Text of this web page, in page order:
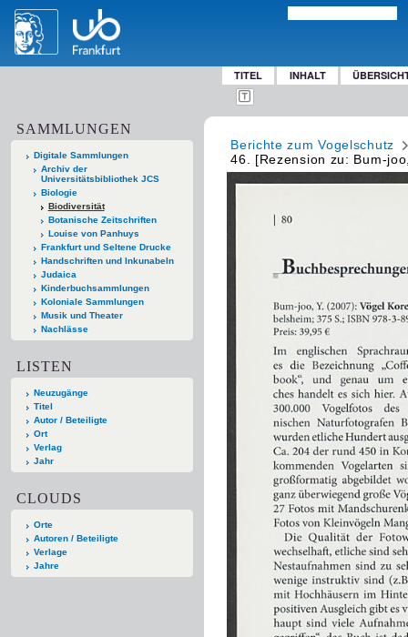
TITEL INHALT
SAMMLUNGEN
Digitale Sammlungen
Archiv der
Universitätsbibliothek JCS
Biologie
Biodiversität
Botanische Zeitschriften
Louise von Panhuys
Frankfurt und Seltene Drucke
Handschriften und Inkunabeln
Judaica
Kinderbuchsammlungen
Koloniale Sammlungen
Musik und Theater
Nachlässe
LISTEN
Neuzugänge
Titel
Autor / Beteiligte
Ort
Verlag
Jahr
CLOUDS
Orte
Autoren / Beteiligte
Verlage
Jahre
Berichte zum Vogelschutz
46. [Rezension zu: Bum-